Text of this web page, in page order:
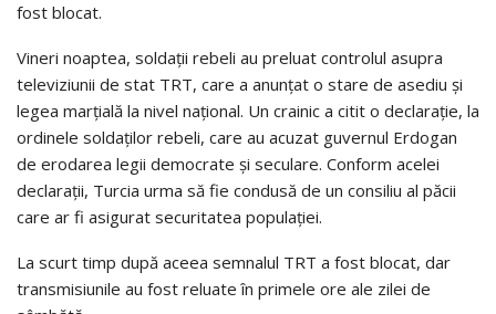
fost blocat.
Vineri noaptea, soldaţii rebeli au preluat controlul asupra
televiziunii de stat TRT, care a anunţat o stare de asediu şi
legea marţială la nivel naţional. Un crainic a citit o declaraţie, la
ordinele soldaţilor rebeli, care au acuzat guvernul Erdogan
de erodarea legii democrate şi seculare. Conform acelei
declaraţii, Turcia urma să fie condusă de un consiliu al păcii
care ar fi asigurat securitatea populaţiei.
La scurt timp după aceea semnalul TRT a fost blocat, dar
transmisiunile au fost reluate în primele ore ale zilei de